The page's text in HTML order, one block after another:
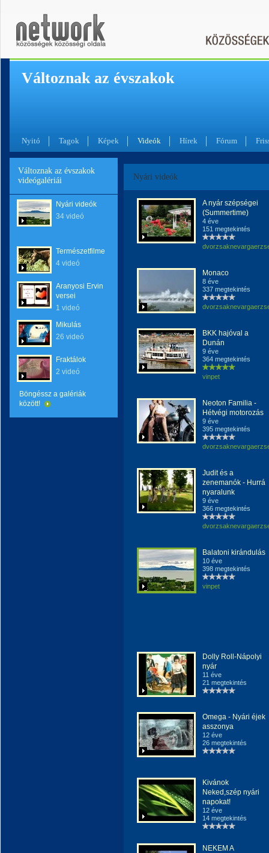
Változnak az évszakok
Nyitó Tagok Képek Videók Hírek Fórum
Változnak az évszakok
videógalériái
Nyári videók
34 videó
Természetfilmek
4 videó
Aranyosi Ervin
versei
1 videó
Mikulás
26 videó
Fraktálok
2 videó
Böngéssz a galériák
között!
Nyári videók
A nyár szépségei
(Summertime)
4 éve
151 megtekintés
Monaco
8 éve
337 megtekintés
BKK hajóval a
Dunán
9 éve
364 megtekintés
vinpet
Neoton Familia -
Hétvégi motorozás
9 éve
395 megtekintés
Judit és a
zenemanók - Hurrá
nyaralunk
9 éve
366 megtekintés
Balatoni kirándulás
10 éve
398 megtekintés
vinpet
Dolly Roll-Nápolyi
nyár
11 éve
21 megtekintés
Omega - Nyári éjek
asszonya
12 éve
26 megtekintés
Kivánok
Neked,szép nyári
napokat!
12 éve
14 megtekintés
NEKEM A